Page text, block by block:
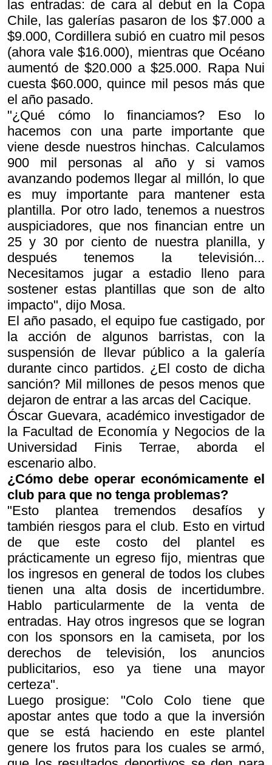
las entradas: de cara al debut en la Copa
Chile, las galerías pasaron de los $7.000 a
$9.000, Cordillera subió en cuatro mil pesos
(ahora vale $16.000), mientras que Océano
aumentó de $20.000 a $25.000. Rapa Nui
cuesta $60.000, quince mil pesos más que
el año pasado.
"¿Qué cómo lo financiamos? Eso lo
hacemos con una parte importante que
viene desde nuestros hinchas. Calculamos
900 mil personas al año y si vamos
avanzando podemos llegar al millón, lo que
es muy importante para mantener esta
plantilla. Por otro lado, tenemos a nuestros
auspiciadores, que nos financian entre un
25 y 30 por ciento de nuestra planilla, y
después tenemos la televisión...
Necesitamos jugar a estadio lleno para
sostener estas plantillas que son de alto
impacto", dijo Mosa.
El año pasado, el equipo fue castigado, por
la acción de algunos barristas, con la
suspensión de llevar público a la galería
durante cinco partidos. ¿El costo de dicha
sanción? Mil millones de pesos menos que
dejaron de entrar a las arcas del Cacique.
Óscar Guevara, académico investigador de
la Facultad de Economía y Negocios de la
Universidad Finis Terrae, aborda el
escenario albo.
¿Cómo debe operar económicamente el
club para que no tenga problemas?
"Esto plantea tremendos desafíos y
también riesgos para el club. Esto en virtud
de que este costo del plantel es
prácticamente un egreso fijo, mientras que
los ingresos en general de todos los clubes
tienen una alta dosis de incertidumbre.
Hablo particularmente de la venta de
entradas. Hay otros ingresos que se logran
con los sponsors en la camiseta, por los
derechos de televisión, los anuncios
publicitarios, eso ya tiene una mayor
certeza".
Luego prosigue: "Colo Colo tiene que
apostar antes que todo a que la inversión
que se está haciendo en este plantel
genere los frutos para los cuales se armó,